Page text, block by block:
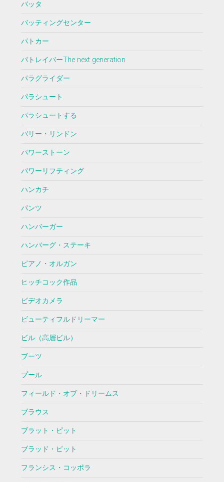
バッタ
バッティングセンター
パトカー
パトレイバーThe next generation
パラグライダー
パラシュート
パラシュートする
バリー・リンドン
パワーストーン
パワーリフティング
ハンカチ
パンツ
ハンバーガー
ハンバーグ・ステーキ
ピアノ・オルガン
ヒッチコック作品
ビデオカメラ
ビューティフルドリーマー
ビル（高層ビル）
ブーツ
プール
フィールド・オブ・ドリームス
ブラウス
ブラット・ピット
ブラッド・ピット
フランシス・コッポラ